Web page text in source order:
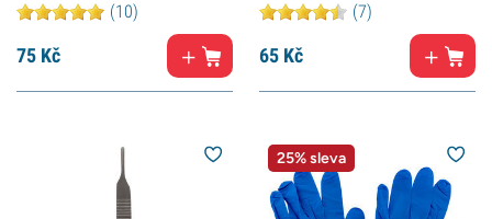
(10)
75 Kč
(7)
65 Kč
25% sleva